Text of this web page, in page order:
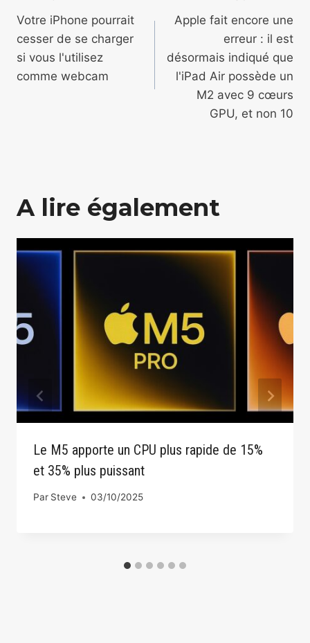
de
l’article
Votre iPhone pourrait
cesser de se charger
si vous l'utilisez
comme webcam
Apple fait encore une
erreur : il est
désormais indiqué que
l'iPad Air possède un
M2 avec 9 cœurs
GPU, et non 10
A lire également
Le M5 apporte un CPU plus rapide de 15%
et 35% plus puissant
Par Steve 03/10/2025